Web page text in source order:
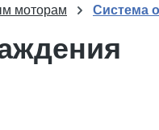
моторам Система